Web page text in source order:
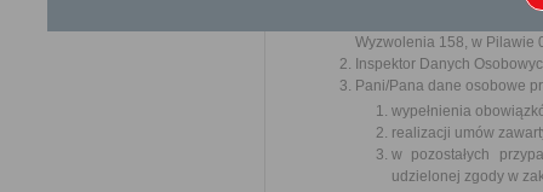
Wyzwolenia 158, w Pilawie
Inspektor Danych
Pani/Pana dane osobowe
wypełnienia
realizacji umów
w pozostałych
udzielonej zgody w